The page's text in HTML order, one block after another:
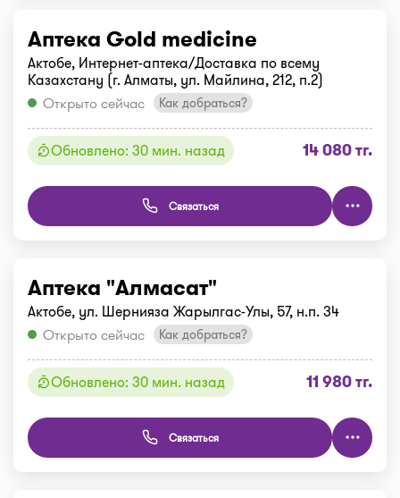
Аптека Gold medicine
Актобе, Интернет-аптека/Доставка по всему
Казахстану (г. Алматы, ул. Майлина, 212, п.2)
Открыто сейчас
Как добраться?
Обновлено: 30 мин. назад 14 080 тг.
Связаться
Аптека "Алмасат"
Актобе, ул. Шернияза Жарылгас-Улы, 57, н.п. 34
Открыто сейчас
Как добраться?
Обновлено: 30 мин. назад 11 980 тг.
Связаться